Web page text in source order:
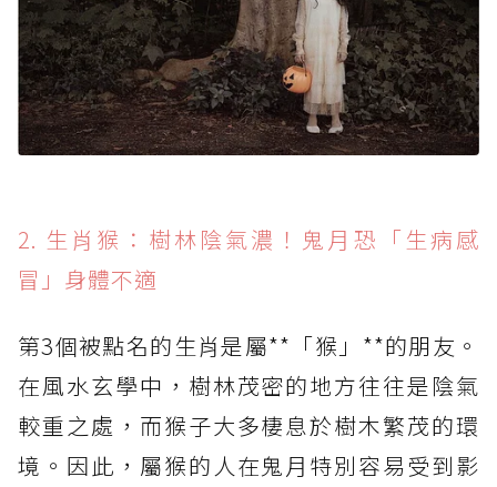
2. 生肖猴：樹林陰氣濃！鬼月恐「生病感
冒」身體不適
第3個被點名的生肖是屬**「猴」**的朋友。
在風水玄學中，樹林茂密的地方往往是陰氣
較重之處，而猴子大多棲息於樹木繁茂的環
境。因此，屬猴的人在鬼月特別容易受到影